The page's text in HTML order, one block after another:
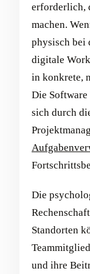
erforderlich,
machen.
physisch bei
digitale
in konkrete,
Die Software
sich durch
Die
Standorten
und ihre